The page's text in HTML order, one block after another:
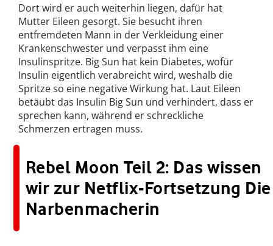
Dort wird er auch weiterhin liegen, dafür hat
Mutter Eileen gesorgt. Sie besucht ihren
entfremdeten Mann in der Verkleidung einer
Krankenschwester und verpasst ihm eine
Insulinspritze. Big Sun hat kein Diabetes, wofür
Insulin eigentlich verabreicht wird, weshalb die
Spritze so eine negative Wirkung hat. Laut Eileen
betäubt das Insulin Big Sun und verhindert, dass er
sprechen kann, während er schreckliche
Schmerzen ertragen muss.
Rebel Moon Teil 2: Das wissen
wir zur Netflix-Fortsetzung Die
Narbenmacherin